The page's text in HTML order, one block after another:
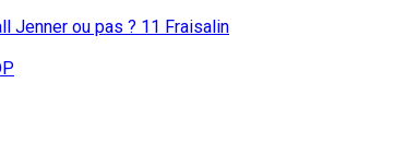
Jenner ou pas ? 11 Fraisalin